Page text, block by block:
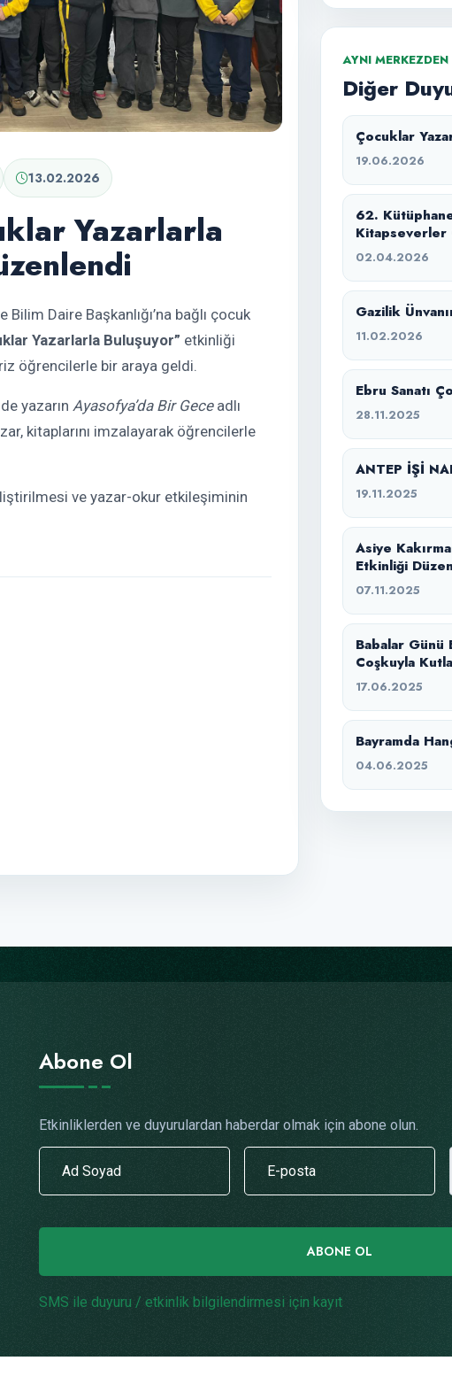
13.02.2026
Yazarlarla
Daire Başkanlığı’na bağlı çocuk
Yazarlarla Buluşuyor” etkinliği
öğrencilerle bir araya geldi.
yazarın Ayasofya’da Bir Geceadlı
kitaplarını imzalayarak öğrencilerle
ve yazar-okur etkileşiminin
AYNI MERKEZDEN
Diğer
Çocuklar
19.06.2026
62.
02.04.2026
Gazilik
11.02.2026
Ebru Sanatı
28.11.2025
ANTEP İŞİ
19.11.2025
Asiye
Etkinliği
07.11.2025
Babalar
Coşkuyla
17.06.2025
Bayramda
04.06.2025
Abone Ol
Etkinliklerden ve duyurulardan haberdar olmak için abone olun.
ABONE OL
SMS ile duyuru / etkinlik bilgilendirmesi için kayıt